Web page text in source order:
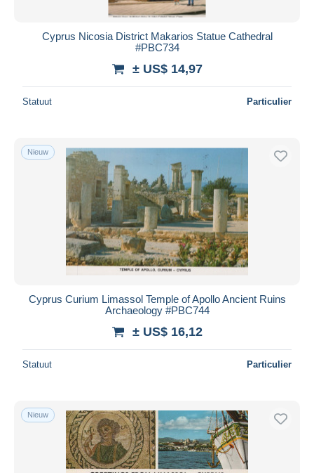
Cyprus Nicosia District Makarios Statue Cathedral
#PBC734
± US$ 14,97
Statuut Particulier
Nieuw
Cyprus Curium Limassol Temple of Apollo Ancient Ruins
Archaeology #PBC744
± US$ 16,12
Statuut Particulier
Nieuw